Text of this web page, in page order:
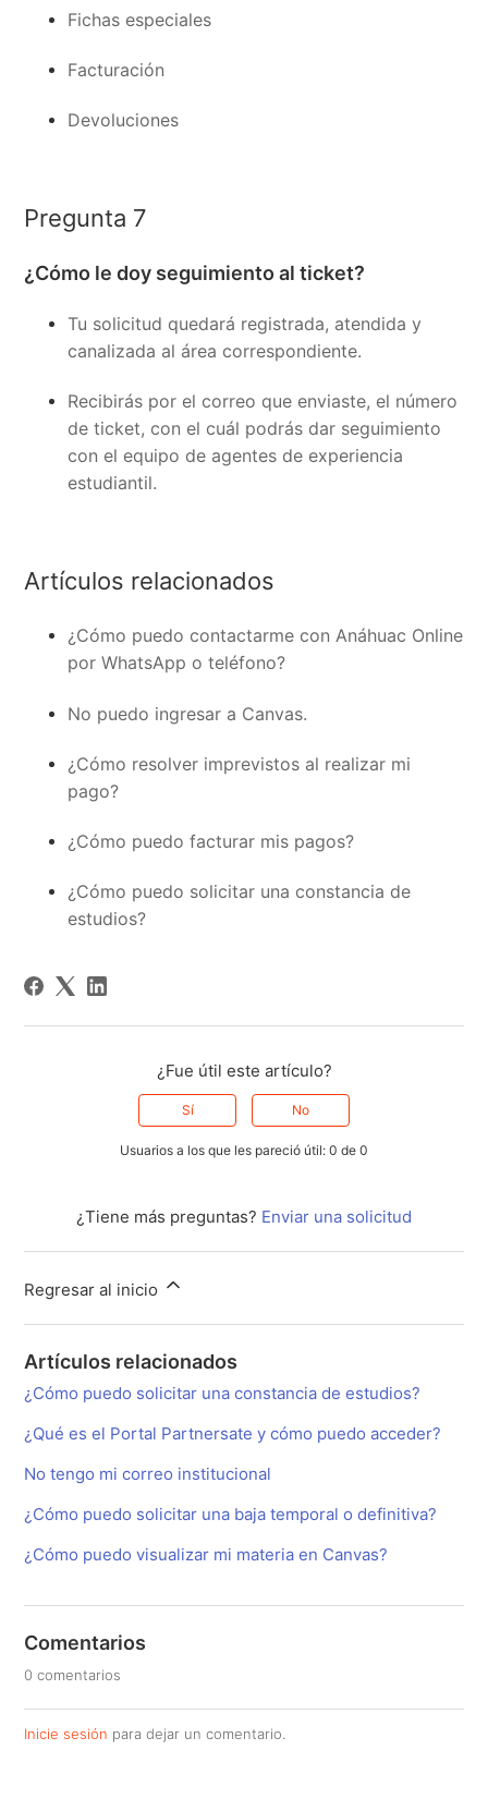
Fichas especiales
Facturación
Devoluciones
Pregunta 7
¿Cómo le doy seguimiento al ticket?
Tu solicitud quedará registrada, atendida y
canalizada al área correspondiente.
Recibirás por el correo que enviaste, el número
de ticket, con el cuál podrás dar seguimiento
con el equipo de agentes de experiencia
estudiantil.
Artículos relacionados
¿Cómo puedo contactarme con Anáhuac Online
por WhatsApp o teléfono?
No puedo ingresar a Canvas.
¿Cómo resolver imprevistos al realizar mi
pago?
¿Cómo puedo facturar mis pagos?
¿Cómo puedo solicitar una constancia de
estudios?
¿Fue útil este artículo?
Sí No
Usuarios a los que les pareció útil: 0 de 0
¿Tiene más preguntas? Enviar una solicitud
Regresar al inicio
Artículos relacionados
¿Cómo puedo solicitar una constancia de estudios?
¿Qué es el Portal Partnersate y cómo puedo acceder?
No tengo mi correo institucional
¿Cómo puedo solicitar una baja temporal o definitiva?
¿Cómo puedo visualizar mi materia en Canvas?
Comentarios
0 comentarios
Inicie sesión para dejar un comentario.